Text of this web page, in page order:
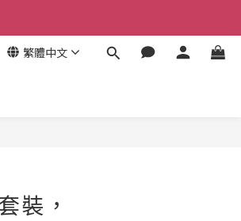
繁體中文
裝，